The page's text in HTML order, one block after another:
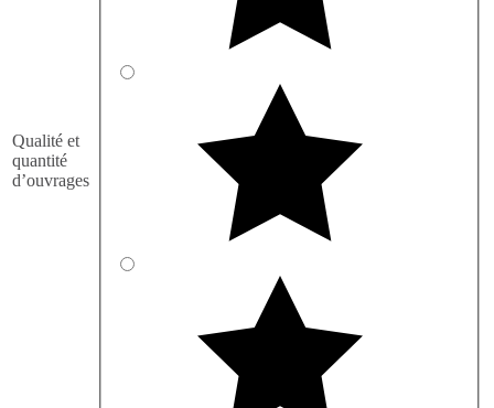
Qualité et
quantité
d’ouvrages